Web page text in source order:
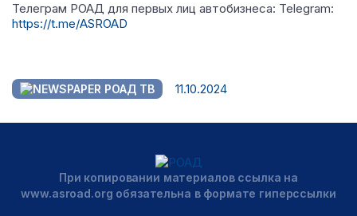
Телеграм РОАД для первых лиц автобизнеса: Telegram:
https://t.me/ASROAD
РОАД ТВ 11.10.2024
При копировании материалов ссылка на
www.asroad.org обязательна в формате гиперссылки